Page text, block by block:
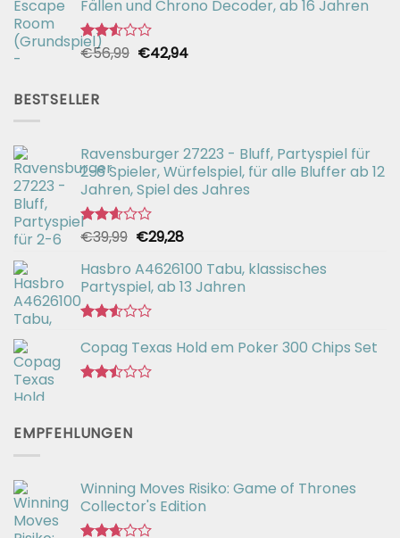
Fällen und Chrono Decoder, ab 16 Jahren
Bewertet
von 5
€56,99 Ursprünglicher
€42,94Aktueller
BESTSELLER
Ravensburger 27223 - Bluff, Partyspiel für
2-6 Spieler, Würfelspiel, für alle Bluffer ab 12
Jahren, Spiel des Jahres
Bewertet
2.57
von 5
€39,99 Ursprünglicher
war:
€39,99
€29,28Aktueller
ist:
€29,28.
Hasbro A4626100 Tabu, klassisches
Partyspiel, ab 13 Jahren
mit
2.52
von 5
Copag Texas Hold em Poker 300 Chips Set
von 5
EMPFEHLUNGEN
Winning Moves Risiko: Game of Thrones
Collector's Edition